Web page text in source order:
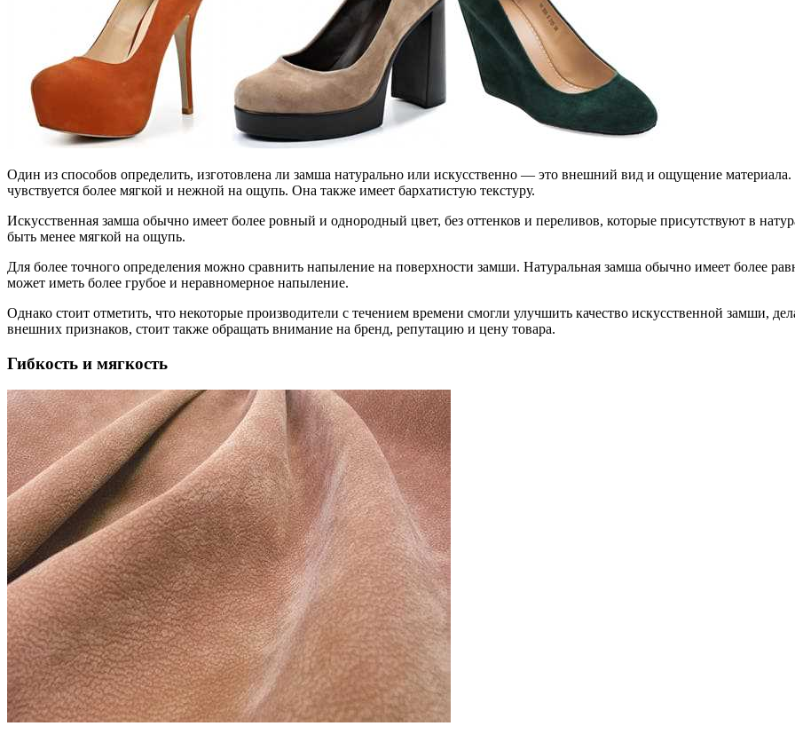
Один из способов определить, изготовлена ли замша натурально или искусственно — это внешний вид и ощущение
чувствуется более мягкой и нежной на ощупь. Она также имеет бархатистую текстуру.
Искусственная замша обычно имеет более ровный и однородный цвет, без оттенков и переливов, которые присутствуют в
быть менее мягкой на ощупь.
Для более точного определения можно сравнить напыление на поверхности замши. Натуральная замша обычно имеет более
может иметь более грубое и неравномерное напыление.
Однако стоит отметить, что некоторые производители с течением времени смогли улучшить качество искусственной замши,
внешних признаков, стоит также обращать внимание на бренд, репутацию и цену товара.
Гибкость и мягкость